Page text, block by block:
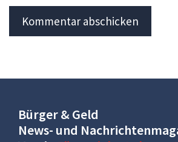
Bürger & Geld
News- und